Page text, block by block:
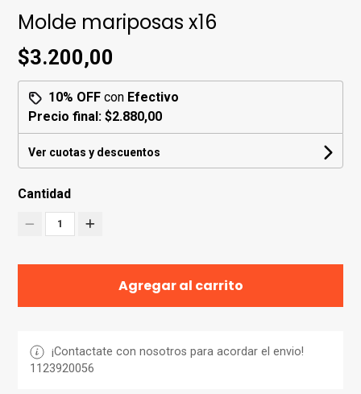
Molde mariposas x16
$3.200,00
10% OFF con Efectivo
Precio final:$2.880,00
Ver cuotas y descuentos
Cantidad
1
Agregar al carrito
¡Contactate con nosotros para acordar el envio!
1123920056